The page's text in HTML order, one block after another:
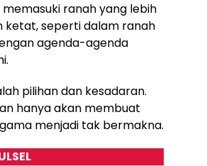
ranah yang lebih
ketat, seperti dalam ranah
agenda-agenda
pilihan dan kesadaran.
hanya akan membuat
menjadi tak bermakna.